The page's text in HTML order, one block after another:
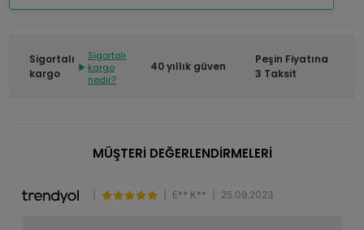
Sigortalı
kargo
Sigortalı
kargo
nedir?
40 yıllık güven
Peşin Fiyatına
3 Taksit
MÜŞTERİ DEĞERLENDİRMELERİ
E** K** 25.09.2023